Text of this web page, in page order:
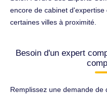
encore de cabinet
certaines villes à proximité.
Besoin d'un expert
Remplissez une demande